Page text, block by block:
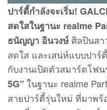
ปาร์ตี้กำลังจะเริ่ม!
สดใสในฐานะ realme
ธนัญญา อินวงษ์ ศิลปินสา
สดใส และเสน่ห์แบบปาร์
กับงานเปิดตัวสมาร์ตโฟ
5G” ในฐานะ realme
สายปาร์ตี้รุ่นใหม่ ที่มาพร้